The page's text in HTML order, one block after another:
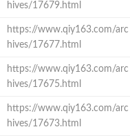
hives/17679.html
https://www.qiy163.com/arc
hives/17677.html
https://www.qiy163.com/arc
hives/17675.html
https://www.qiy163.com/arc
hives/17673.html